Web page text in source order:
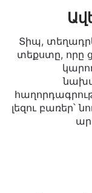
Տիպ,
տեքստը, որը